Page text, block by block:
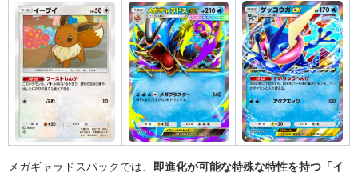
メガギャラドスパックでは、
即進化が可能な特殊な特性を持つ「イ